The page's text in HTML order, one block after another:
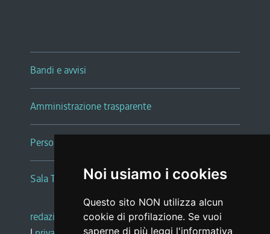
Noi usiamo i cookies
Questo sito NON utilizza alcun
cookie di profilazione. Se vuoi
saperne di più leggi l'informativa
Bandi e avvisi
Amministrazione trasparente
Persone e Uffici
Sala Tiziano Tessitori
redazione web |note legali |glossario